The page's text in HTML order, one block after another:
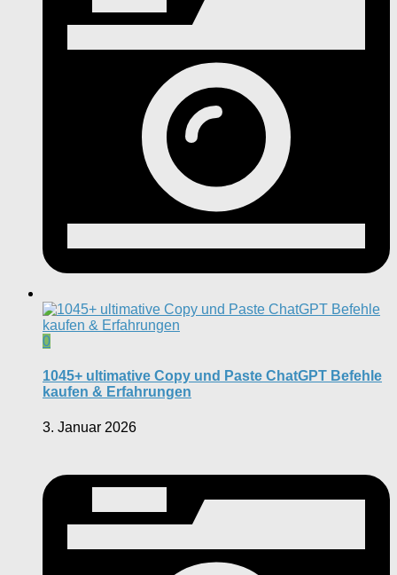
0
1045+ ultimative Copy und Paste ChatGPT Befehle
kaufen & Erfahrungen
3. Januar 2026